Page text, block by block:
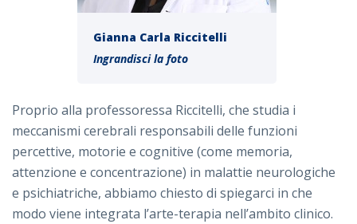
Gianna Carla Riccitelli
Ingrandisci la foto
Proprio alla professoressa Riccitelli, che studia i
meccanismi cerebrali responsabili delle funzioni
percettive, motorie e cognitive (come memoria,
attenzione e concentrazione) in malattie neurologiche
e psichiatriche, abbiamo chiesto di spiegarci in che
modo viene integrata l’arte-terapia nell’ambito clinico.